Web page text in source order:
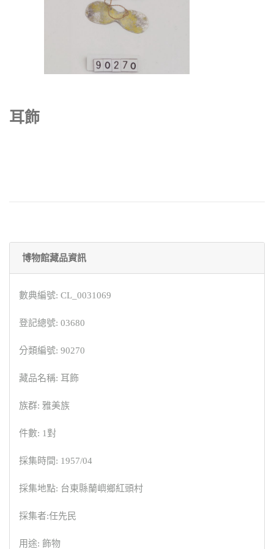
耳飾
博物館藏品資訊
數典編號: CL_0031069
登記總號: 03680
分類編號: 90270
藏品名稱: 耳飾
族群: 雅美族
件數: 1對
採集時間: 1957/04
採集地點: 台東縣蘭嶼鄉紅頭村
採集者:任先民
用途: 飾物